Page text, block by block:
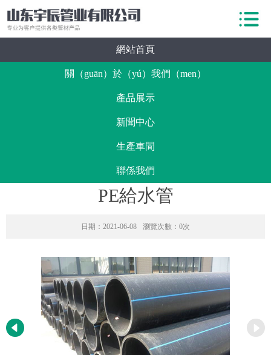
網站首頁
關（guān）於（yú）我們（men）
產品展示
新聞中心
生產車間
聯係我們
PE給水管
日期：2021-06-08 瀏覽次數：0次